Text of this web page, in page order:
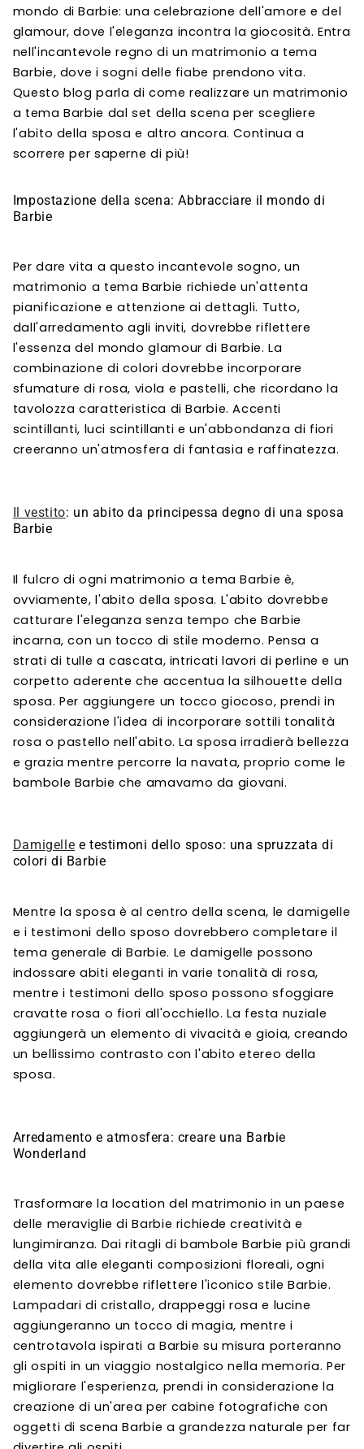
mondo di Barbie: una celebrazione dell'amore e del
glamour, dove l'eleganza incontra la giocosità. Entra
nell'incantevole regno di un matrimonio a tema
Barbie, dove i sogni delle fiabe prendono vita.
Questo blog parla di come realizzare un matrimonio
a tema Barbie dal set della scena per scegliere
l'abito della sposa e altro ancora. Continua a
scorrere per saperne di più!
Impostazione della scena: Abbracciare il mondo di
Barbie
Per dare vita a questo incantevole sogno, un
matrimonio a tema Barbie richiede un'attenta
pianificazione e attenzione ai dettagli. Tutto,
dall'arredamento agli inviti, dovrebbe riflettere
l'essenza del mondo glamour di Barbie. La
combinazione di colori dovrebbe incorporare
sfumature di rosa, viola e pastelli, che ricordano la
tavolozza caratteristica di Barbie. Accenti
scintillanti, luci scintillanti e un'abbondanza di fiori
creeranno un'atmosfera di fantasia e raffinatezza.
Il vestito: un abito da principessa degno di una sposa
Barbie
Il fulcro di ogni matrimonio a tema Barbie è,
ovviamente, l'abito della sposa. L'abito dovrebbe
catturare l'eleganza senza tempo che Barbie
incarna, con un tocco di stile moderno. Pensa a
strati di tulle a cascata, intricati lavori di perline e un
corpetto aderente che accentua la silhouette della
sposa. Per aggiungere un tocco giocoso, prendi in
considerazione l'idea di incorporare sottili tonalità
rosa o pastello nell'abito. La sposa irradierà bellezza
e grazia mentre percorre la navata, proprio come le
bambole Barbie che amavamo da giovani.
Damigelle e testimoni dello sposo: una spruzzata di
colori di Barbie
Mentre la sposa è al centro della scena, le damigelle
e i testimoni dello sposo dovrebbero completare il
tema generale di Barbie. Le damigelle possono
indossare abiti eleganti in varie tonalità di rosa,
mentre i testimoni dello sposo possono sfoggiare
cravatte rosa o fiori all'occhiello. La festa nuziale
aggiungerà un elemento di vivacità e gioia, creando
un bellissimo contrasto con l'abito etereo della
sposa.
Arredamento e atmosfera: creare una Barbie
Wonderland
Trasformare la location del matrimonio in un paese
delle meraviglie di Barbie richiede creatività e
lungimiranza. Dai ritagli di bambole Barbie più grandi
della vita alle eleganti composizioni floreali, ogni
elemento dovrebbe riflettere l'iconico stile Barbie.
Lampadari di cristallo, drappeggi rosa e lucine
aggiungeranno un tocco di magia, mentre i
centrotavola ispirati a Barbie su misura porteranno
gli ospiti in un viaggio nostalgico nella memoria. Per
migliorare l'esperienza, prendi in considerazione la
creazione di un'area per cabine fotografiche con
oggetti di scena Barbie a grandezza naturale per far